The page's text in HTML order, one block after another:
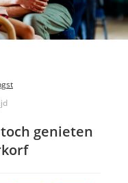
genieten